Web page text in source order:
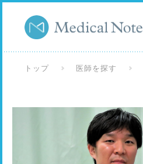
トップ 医師を探す